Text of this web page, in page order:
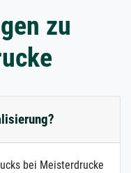
zu
bei Meisterdrucke